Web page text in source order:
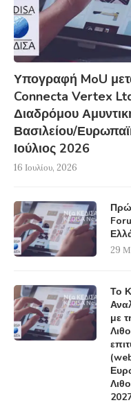
Υπογραφή MoU
Connecta Vertex
Διαδρόμου
Βασιλείου/
Ιούλιος 2026
16 Ιουλίου, 2026
29
Το
με